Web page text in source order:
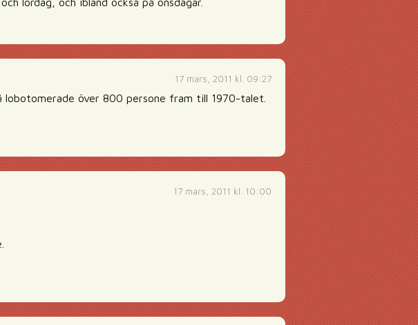
17 mars, 2011 kl. 09:27
över 800 persone fram till 1970-talet.
17 mars, 2011 kl. 10:00